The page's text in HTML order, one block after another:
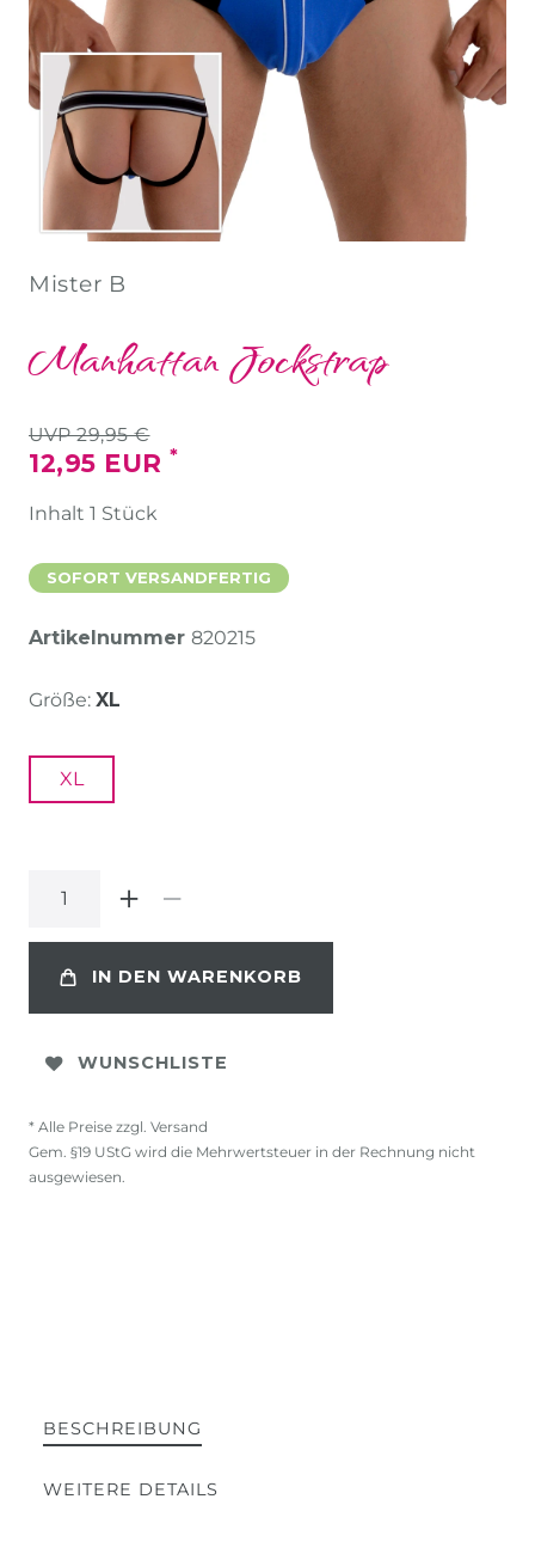
Mister B
Manhattan Jockstrap
UVP 29,95 €
12,95 EUR *
Inhalt 1 Stück
SOFORT VERSANDFERTIG
Artikelnummer 820215
Größe: XL
XL
IN DEN WARENKORB
WUNSCHLISTE
* Alle Preise zzgl. Versand
Gem. §19 UStG wird die Mehrwertsteuer in der Rechnung nicht
ausgewiesen.
BESCHREIBUNG
WEITERE DETAILS